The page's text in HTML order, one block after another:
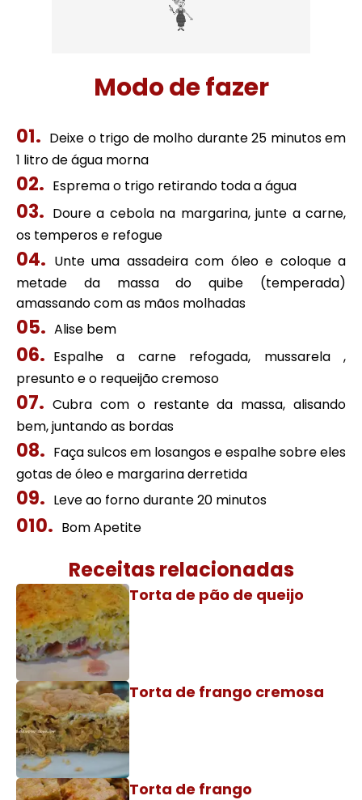
Modo de fazer
Deixe o trigo de molho durante 25 minutos em
1 litro de água morna
Esprema o trigo retirando toda a água
Doure a cebola na margarina, junte a carne,
os temperos e refogue
Unte uma assadeira com óleo e coloque a
metade da massa do quibe (temperada)
amassando com as mãos molhadas
Alise bem
Espalhe a carne refogada, mussarela ,
presunto e o requeijão cremoso
Cubra com o restante da massa, alisando
bem, juntando as bordas
Faça sulcos em losangos e espalhe sobre eles
gotas de óleo e margarina derretida
Leve ao forno durante 20 minutos
Bom Apetite
Receitas relacionadas
Torta de pão de queijo
Torta de frango cremosa
Torta de frango